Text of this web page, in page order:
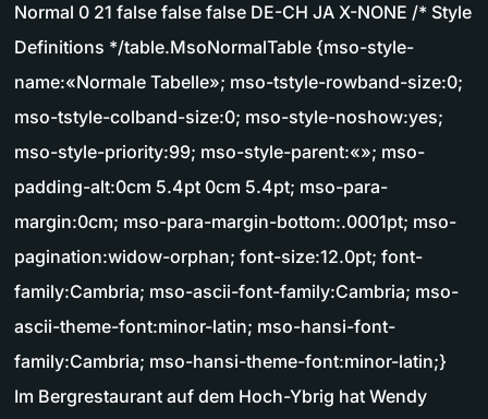
Normal 0 21 false false false DE-CH JA X-NONE /* Style
Definitions */table.MsoNormalTable {mso-style-
name:«Normale Tabelle»; mso-tstyle-rowband-size:0;
mso-tstyle-colband-size:0; mso-style-noshow:yes;
mso-style-priority:99; mso-style-parent:«»; mso-
padding-alt:0cm 5.4pt 0cm 5.4pt; mso-para-
margin:0cm; mso-para-margin-bottom:.0001pt; mso-
pagination:widow-orphan; font-size:12.0pt; font-
family:Cambria; mso-ascii-font-family:Cambria; mso-
ascii-theme-font:minor-latin; mso-hansi-font-
family:Cambria; mso-hansi-theme-font:minor-latin;}
Im Bergrestaurant auf dem Hoch-Ybrig hat Wendy